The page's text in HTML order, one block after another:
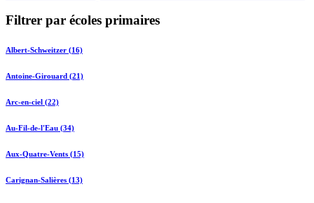
Filtrer par écoles primaires
Albert-Schweitzer (16)
Antoine-Girouard (21)
Arc-en-ciel (22)
Au-Fil-de-l'Eau (34)
Aux-Quatre-Vents (15)
Carignan-Salières (13)